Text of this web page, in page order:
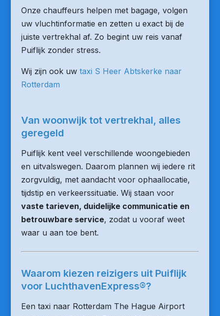
Onze chauffeurs helpen met bagage, volgen
uw vluchtinformatie en zetten u exact bij de
juiste vertrekhal af. Zo begint uw reis vanaf
Puiflijk zonder stress.
Wij zijn ook uw taxi S Heer Abtskerke naar
Rotterdam
Van woonwijk tot vertrekhal, alles
geregeld
Puiflijk kent veel verschillende woongebieden
en uitvalswegen. Daarom plannen wij iedere rit
zorgvuldig, met aandacht voor ophaallocatie,
tijdstip en verkeerssituatie. Wij staan voor
vaste tarieven, duidelijke communicatie en
betrouwbare service, zodat u vooraf weet
waar u aan toe bent.
Waarom kiezen reizigers uit Puiflijk
voor LuchthavenExpress®?
Een taxi naar Rotterdam The Hague Airport